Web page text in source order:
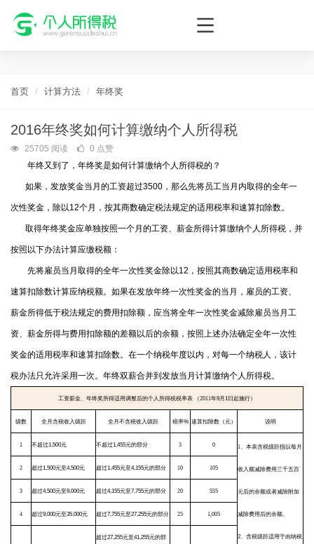
个人所得税网，最新个税资讯平台，您的个税管理专家！
首页 计算方法 年终奖
2016年终奖如何计算缴纳个人所得税
25705 阅读
0 点赞
年终又到了，年终奖是如何计算缴纳个人所得税的？
如果，发放奖金当月的工资超过3500，那么先将员工当月内取得的全年一
次性奖金，除以12个月，按其商数确定税法规定的适用税率和速算扣除数。
取得年终奖金应单独按照一个月的工资、薪金所得计算缴纳个人所得税，并
按照以下办法计算应缴税额：
先将雇员当月取得的全年一次性奖金除以12，按照其商数确定适用税率和
速算扣除数计算应纳税额。如果在发放年终一次性奖金的当月，雇员的工资、
薪金所得低于税法规定的费用扣除额，应当将全年一次性奖金减除雇员当月工
资、薪金所得与费用扣除额的差额以后的余额，按照上述办法确定全年一次性
奖金的适用税率和速算扣除数。在一个纳税年度以内，对每一个纳税人，该计
税办法只允许采用一次。年终双薪合并到发放当月计算缴纳个人所得税。
工资薪金、年终奖所得适用调整后的个人所得税税率表 （2011 年9 月 1 日起施行）
级数 全月含税收入级距 全月不含税收入级距 税率% 速算扣除数（元） 说明
1 不超过1,500元 不超过1,455元的部分 3 0 1 、本表含税级距指以每月
收入额减除费用三千五百
元后的余额或者减除附加
减除费用后的余额。
2 、含税级距适用于由纳税
2 超过1,500元至4,500元 超过1,455元至4,155元的部分 10 105
3 超过4,500元至9,000元 超过4,155元至7,755元的部分 20 555
4 超过9,000元至35,000元 超过7,755元至27,255元的部分 25 1,005
超过27,255元至41,255元的部